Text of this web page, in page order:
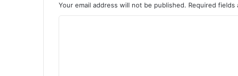
Your email address will not be published. Required fields